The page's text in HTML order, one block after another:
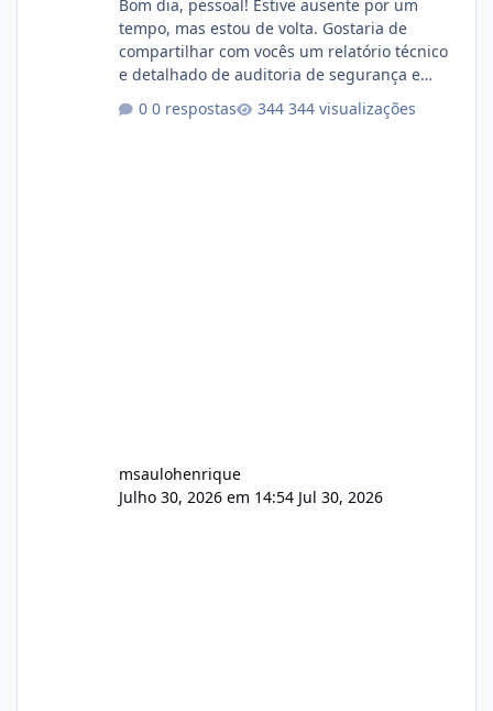
Bom dia, pessoal! Estive ausente por um
tempo, mas estou de volta. Gostaria de
compartilhar com vocês um relatório técnico
e detalhado de auditoria de segurança e
conformidade referente ao VOXPANEL (versão
atualmente em circulação e comercialização
0 respostas 344 visualizações
msaulohenrique
Julho 30, 2026 em 14:54 Jul 30, 2026